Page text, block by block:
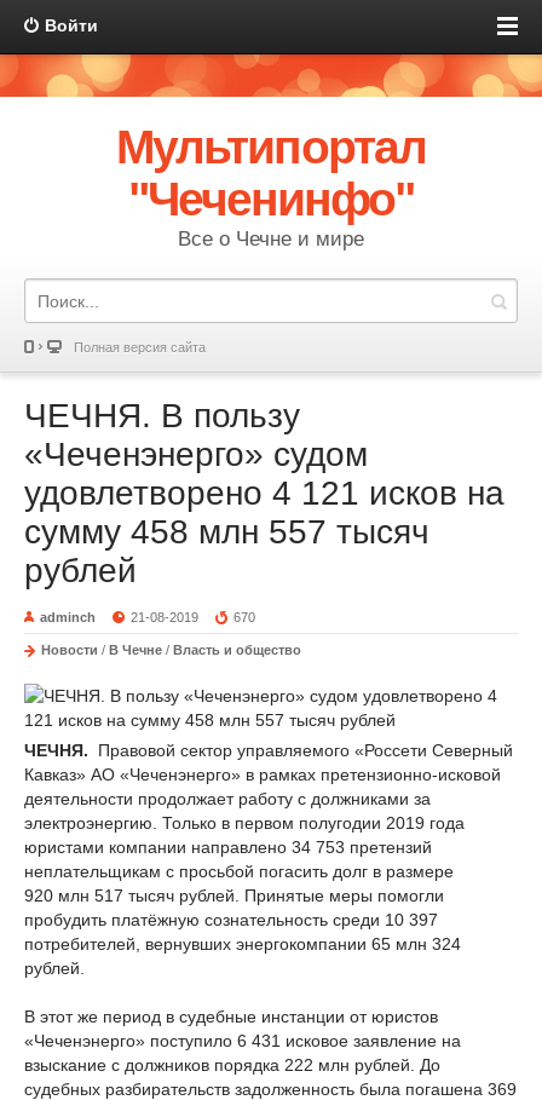
Войти
Мультипортал
"Чеченинфо"
Все о Чечне и мире
Полная версия сайта
ЧЕЧНЯ. В пользу
«Чеченэнерго» судом
удовлетворено 4 121 исков на
сумму 458 млн 557 тысяч
рублей
adminch 21-08-2019 670
Новости / В Чечне / Власть и общество
ЧЕЧНЯ.
Правовой сектор управляемого «Россети Северный
Кавказ» АО «Чеченэнерго» в рамках претензионно-исковой
деятельности продолжает работу с должниками за
электроэнергию. Только в первом полугодии 2019 года
юристами компании направлено 34 753 претензий
неплательщикам с просьбой погасить долг в размере
920 млн 517 тысяч рублей. Принятые меры помогли
пробудить платёжную сознательность среди 10 397
потребителей, вернувших энергокомпании 65 млн 324
рублей.
В этот же период в судебные инстанции от юристов
«Чеченэнерго» поступило 6 431 исковое заявление на
взыскание с должников порядка 222 млн рублей. До
судебных разбирательств задолженность была погашена 369